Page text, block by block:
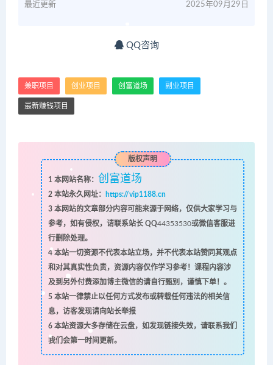
最近更新 2025年09月29日
QQ咨询
兼职项目 创业项目 创富道场 副业项目
最新赚钱项目
版权声明
1本网站名称： 创富道场
2本站永久网址：
https://vip1188.cn
3本网站的文章部分内容可能来源于网络，仅供大家学习与
参考，如有侵权，请联系站长 QQ44353530或微信客服进
行删除处理。
4本站一切资源不代表本站立场，并不代表本站赞同其观点
和对其真实性负责，资源内容仅作学习参考！课程内容涉
及到另外付费添加博主微信的请自行甄别，谨慎下单！。
5本站一律禁止以任何方式发布或转载任何违法的相关信
息，访客发现请向站长举报
6本站资源大多存储在云盘，如发现链接失效，请联系我们
我们会第一时间更新。